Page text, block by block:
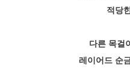
적당
다른 목걸
레이어드 순